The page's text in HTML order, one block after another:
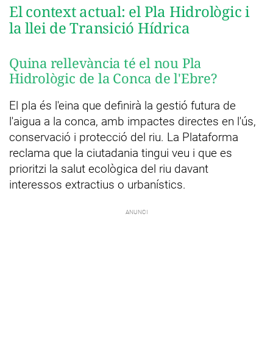
El context actual: el Pla Hidrològic i
la llei de Transició Hídrica
Quina rellevància té el nou Pla
Hidrològic de la Conca de l'Ebre?
El pla és l'eina que definirà la gestió futura de
l'aigua a la conca, amb impactes directes en l'ús,
conservació i protecció del riu. La Plataforma
reclama que la ciutadania tingui veu i que es
prioritzi la salut ecològica del riu davant
interessos extractius o urbanístics.